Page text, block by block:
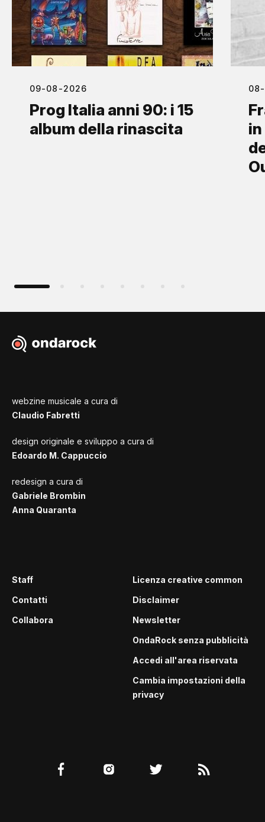
09-08-2026
Prog Italia anni 90: i 15
album della rinascita
webzine musicale a cura di
Claudio Fabretti
design originale e sviluppo a cura di
Edoardo M. Cappuccio
redesign a cura di
Gabriele Brombin
Anna Quaranta
Staff
Contatti
Collabora
Licenza creative common
Disclaimer
Newsletter
OndaRock senza pubblicità
Accedi all'area riservata
Cambia impostazioni della
privacy